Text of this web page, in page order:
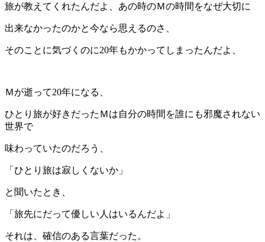
旅が教えてくれたんだよ、あの時のＭの時間をなぜ大切に
出来なかったのかと今なら思えるのさ、
そのことに気づくのに20年もかかってしまったんだよ、
Ｍが逝って20年になる、
ひとり旅が好きだったＭは自分の時間を誰にも邪魔されない
世界で
味わっていたのだろう、
「ひとり旅は寂しくないか」
と聞いたとき、
「旅先にだって優しい人はいるんだよ」
それは、確信のある言葉だった。